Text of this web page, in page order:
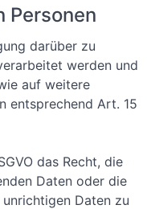
Personen
darüber zu
werden und
auf weitere
entsprechend Art. 15
das Recht, die
Daten oder die
Daten zu